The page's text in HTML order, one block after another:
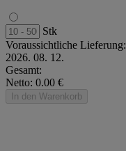
Stk
Voraussichtliche Lieferung:
2026. 08. 12.
Gesamt:
Netto: 0.00 €
In den Warenkorb